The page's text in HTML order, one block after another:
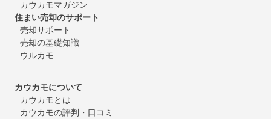
カウカモマガジン
住まい売却のサポート
売却サポート
売却の基礎知識
ウルカモ
カウカモについて
カウカモとは
カウカモの評判・口コミ